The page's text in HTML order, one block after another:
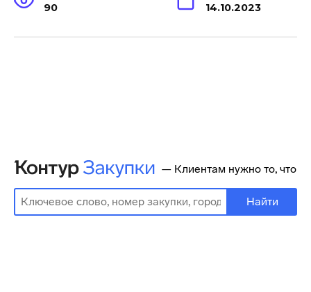
90 14.10.2023